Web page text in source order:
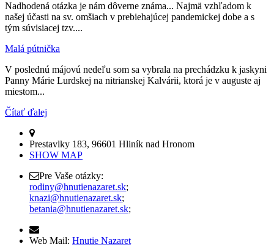
Nadhodená otázka je nám dôverne známa... Najmä vzhľadom k
našej účasti na sv. omšiach v prebiehajúcej pandemickej dobe a s
tým súvisiacej tzv....
Malá pútnička
V poslednú májovú nedeľu som sa vybrala na prechádzku k jaskyni
Panny Márie Lurdskej na nitrianskej Kalvárii, ktorá je v auguste aj
miestom...
Čítať ďalej
Prestavlky 183, 96601 Hliník nad Hronom
SHOW MAP
Pre Vaše otázky:
rodiny@hnutienazaret.sk;
knazi@hnutienazaret.sk;
betania@hnutienazaret.sk;
Web Mail: Hnutie Nazaret